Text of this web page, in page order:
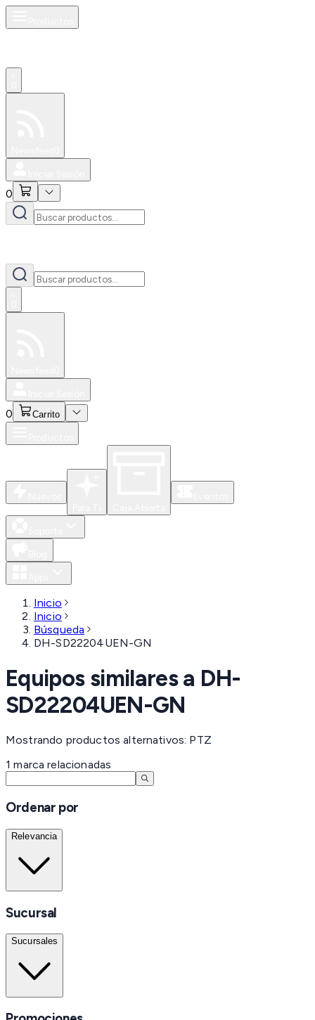
0
0 Carrito
Inicio
Inicio
Búsqueda
DH-SD22204UEN-GN
Equipos similares a DH-
SD22204UEN-GN
Mostrando productos alternativos: PTZ
1 marca relacionadas
Ordenar por
Relevancia
Sucursal
Sucursales